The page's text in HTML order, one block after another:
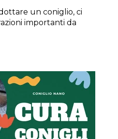
un coniglio, ci
importanti da